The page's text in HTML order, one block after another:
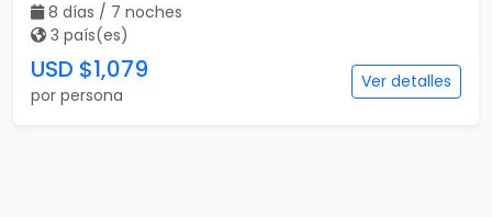
8 días / 7 noches
3 país(es)
USD $1,079
por persona
Ver detalles